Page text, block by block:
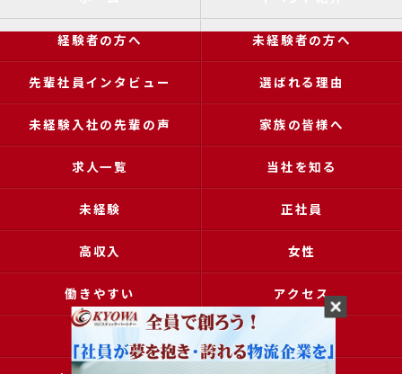
経験者の方へ 未経験者の方へ
先輩社員インタビュー 選ばれる理由
未経験入社の先輩の声 家族の皆様へ
求人一覧 当社を知る
未経験 正社員
高収入 女性
働きやすい アクセス